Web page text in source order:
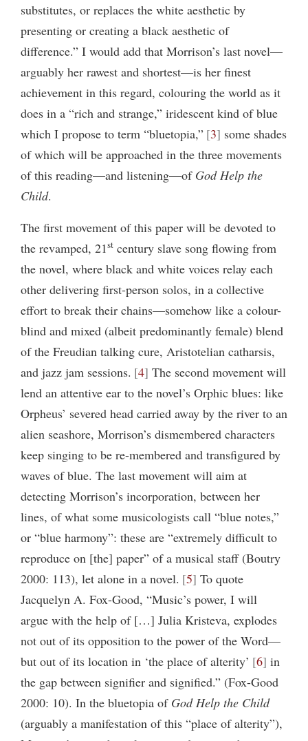
substitutes, or replaces the white aesthetic by
presenting or creating a black aesthetic of
difference.” I would add that Morrison’s last novel—
arguably her rawest and shortest—is her finest
achievement in this regard, colouring the world as it
does in a “rich and strange,” iridescent kind of blue
which I propose to term “bluetopia,” 3 some shades
of which will be approached in the three movements
of this reading—and listening—of God Help the
Child.
The first movement of this paper will be devoted to
the revamped, 21st century slave song flowing from
the novel, where black and white voices relay each
other delivering first-person solos, in a collective
effort to break their chains—somehow like a colour-
blind and mixed (albeit predominantly female) blend
of the Freudian talking cure, Aristotelian catharsis,
and jazz jam sessions. 4 The second movement will
lend an attentive ear to the novel’s Orphic blues: like
Orpheus’ severed head carried away by the river to an
alien seashore, Morrison’s dismembered characters
keep singing to be re-membered and transfigured by
waves of blue. The last movement will aim at
detecting Morrison’s incorporation, between her
lines, of what some musicologists call “blue notes,”
or “blue harmony”: these are “extremely difficult to
reproduce on [the] paper” of a musical staff (Boutry
2000: 113), let alone in a novel. 5 To quote
Jacquelyn A. Fox-Good, “Music’s power, I will
argue with the help of […] Julia Kristeva, explodes
not out of its opposition to the power of the Word—
but out of its location in ‘the place of alterity’ 6 in
the gap between signifier and signified.” (Fox-Good
2000: 10). In the bluetopia of God Help the Child
(arguably a manifestation of this “place of alterity”),